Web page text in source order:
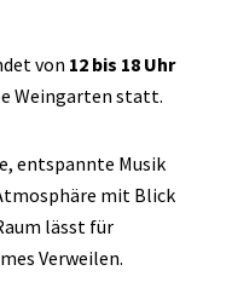
von 12 bis 18 Uhr
Weingarten statt.
entspannte Musik
mit Blick
lässt für
Verweilen.